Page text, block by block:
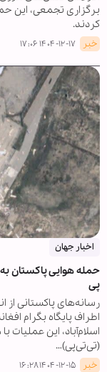
برگزاری تجمعی، این
کردند.
خبر ۱۴۰۴-۱۲-۱۷ ۱۷:۰۶
اخبار جهان
حمله هوایی پاکستان
پی
رسانه‌های پاکستانی از
اطراف پایگاه بگرام
اسلام‌آباد، این عملیات
(تی‌تی‌پی)…
خبر ۱۴۰۴-۱۲-۱۵ ۱۶:۲۸